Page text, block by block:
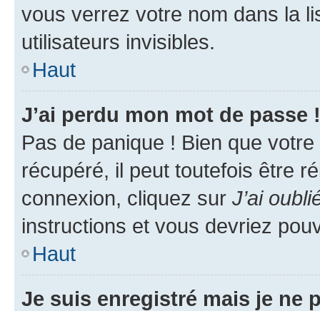
vous verrez votre nom dans la
utilisateurs invisibles.
Haut
J’ai perdu mon mot de passe !
Pas de panique ! Bien que
récupéré, il peut toutefois être
connexion, cliquez sur J’ai
instructions et vous devriez
Haut
Je suis enregistré mais je ne